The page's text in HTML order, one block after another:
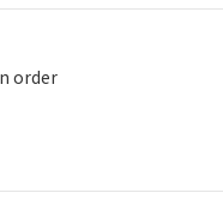
order